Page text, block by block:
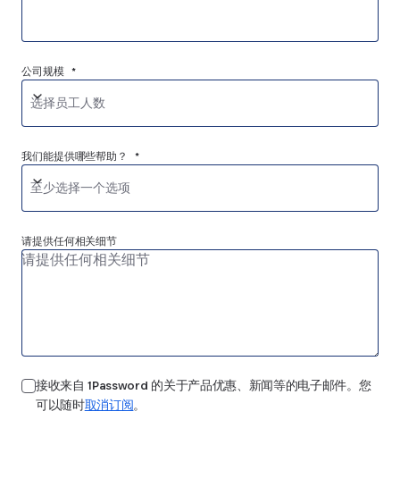
公司规模 *
选择员工人数
我们能提供哪些帮助？ *
至少选择一个选项
请提供任何相关细节
接收来自 1Password 的关于产品优惠、新闻等的电子邮件。您
可以随时取消订阅。